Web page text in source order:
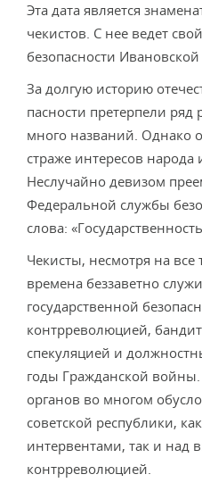
Эта дата являет­ся
чекистов. С нее ведет
безопасности Ивановской
За долгую историю
пасности претерпели
много названий. Однако
страже интере­сов народа
Неслучайно девизом
Федеральной службы
слова:
Чекисты, несмотря на
времена беззаветно
государс­твенной
контрреволюцией,
спекуляцией и
годы Гражданской войны.
органов во многом
советской республики,
интервентами, так и над
контрреволюцией.